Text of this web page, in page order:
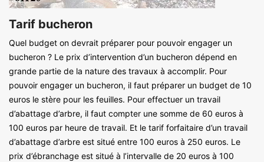
Tarif bucheron
Quel budget on devrait préparer pour pouvoir engager un
bucheron ? Le prix d’intervention d’un bucheron dépend en
grande partie de la nature des travaux à accomplir. Pour
pouvoir engager un bucheron, il faut préparer un budget de 10
euros le stère pour les feuilles. Pour effectuer un travail
d’abattage d’arbre, il faut compter une somme de 60 euros à
100 euros par heure de travail. Et le tarif forfaitaire d’un travail
d’abattage d’arbre est situé entre 100 euros à 250 euros. Le
prix d’ébranchage est situé à l’intervalle de 20 euros à 100